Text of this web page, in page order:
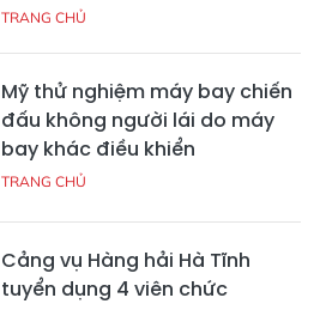
TRANG CHỦ
Mỹ thử nghiệm máy bay chiến
đấu không người lái do máy
bay khác điều khiển
TRANG CHỦ
Cảng vụ Hàng hải Hà Tĩnh
tuyển dụng 4 viên chức